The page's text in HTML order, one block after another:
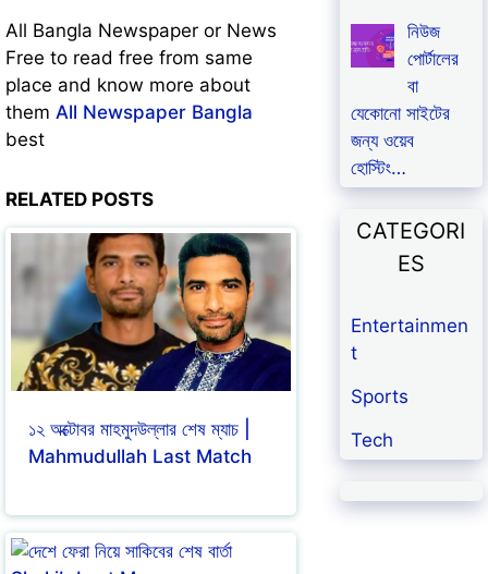
All Bangla Newspaper or News
Free to read free from same
place and know more about
them All Newspaper Bangla
best
RELATED POSTS
১২ অক্টোবর মাহমুদউল্লার শেষ ম্যাচ |
Mahmudullah Last Match
নিউজ
পোর্টালের
বা
যেকোনো সাইটের
জন্য ওয়েব
হোস্টিং…
CATEGORI
ES
Entertainmen
t
Sports
Tech